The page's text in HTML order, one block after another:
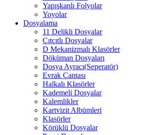
Yapışkanlı Folyolar
Yoyolar
Dosyalama
11 Delikli Dosyalar
Çıtçıtlı Dosyalar
D Mekanizmalı Klasörler
Döküman Dosyaları
Dosya Ayracı(Seperatör)
Evrak Çantası
Halkalı Klasörler
Kademeli Dosyalar
Kalemlikler
Kartvizit Albümleri
Klasörler
Körüklü Dosyalar